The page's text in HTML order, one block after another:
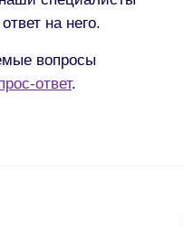
на него.
вопросы
ответ.